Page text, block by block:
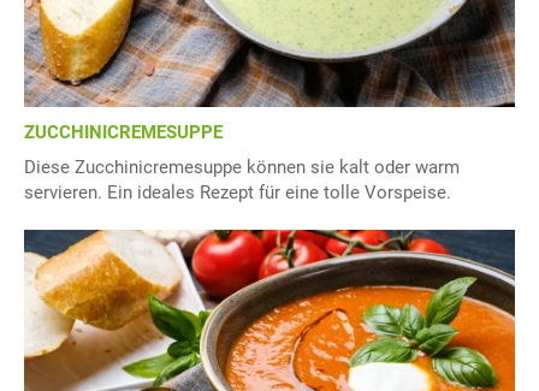
ZUCCHINICREMESUPPE
Diese Zucchinicremesuppe können sie kalt oder warm
servieren. Ein ideales Rezept für eine tolle Vorspeise.